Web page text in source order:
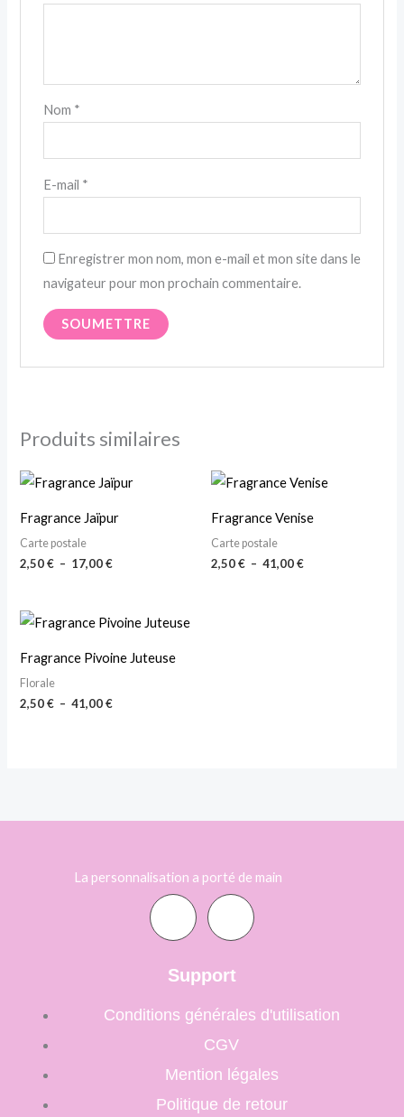
Nom *
E-mail *
Enregistrer mon nom, mon e-mail et mon site dans le
navigateur pour mon prochain commentaire.
Produits similaires
Fragrance Jaïpur
Carte postale
2,50€ – 17,00€
Plage
de
2,50 €
Fragrance Venise
Carte postale
2,50€ – 41,00€
Plage
de
2,50 €
Fragrance Pivoine Juteuse
Florale
2,50€ – 41,00€
Plage
de
2,50 €
La personnalisation a porté de main
F
a
c
e
I
n
s
t
Support
Conditions générales d'utilisation
CGV
Mention légales
Politique de retour